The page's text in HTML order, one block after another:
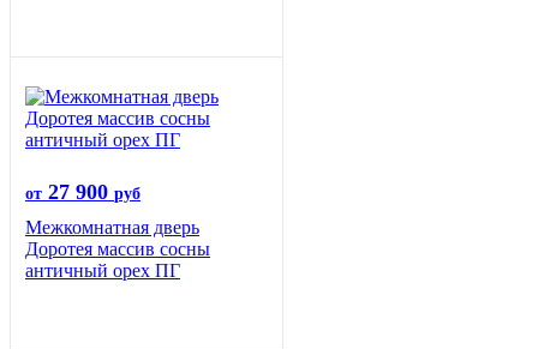
от 27 900 руб
Межкомнатная дверь
Доротея массив сосны
античный орех ПГ